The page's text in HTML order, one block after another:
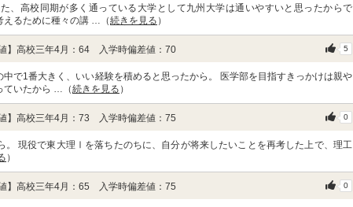
、高校同期が多く通っている大学として九州大学は通いやすいと思ったからで
えるために種々の講 …（続きを見る ）
値】高校三年4月：64 入学時偏差値：70 5
中で1番大きく、いい経験を積めると思ったから。 医学部を目指すきっかけは親や
ていたから …（続きを見る ）
値】高校三年4月：73 入学時偏差値：75 0
。 現役で東大理Ⅰを落ちたのちに、自分が将来したいことを再考した上で、理工
）
値】高校三年4月：65 入学時偏差値：75 0